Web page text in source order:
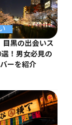
目黒の出会いス
！男女必見の
ーを紹介